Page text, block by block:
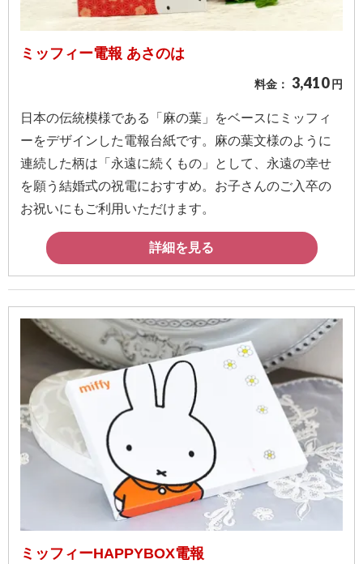
ミッフィー電報 あさのは
料金： 3,410 円
日本の伝統模様である「麻の葉」をベースにミッフィ
ーをデザインした電報台紙です。麻の葉文様のように
連続した柄は「永遠に続くもの」として、永遠の幸せ
を願う結婚式の祝電におすすめ。お子さんのご入卒の
お祝いにもご利用いただけます。
詳細を見る
ミッフィーHAPPYBOX電報